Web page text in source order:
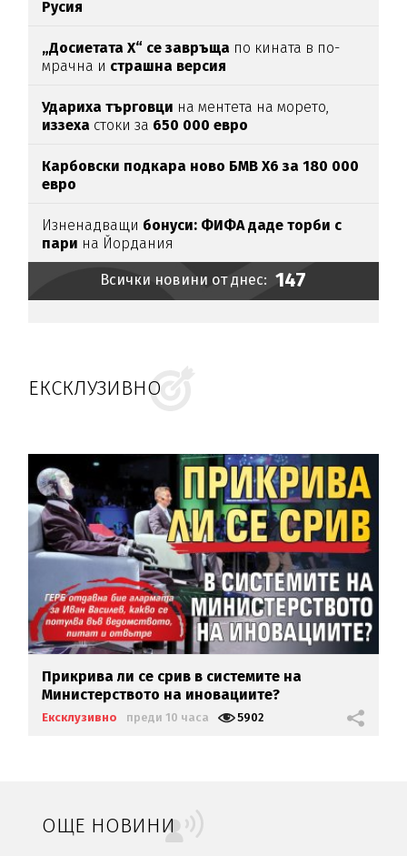
Русия
„Досиетата Х“ се завръща по кината в по-
мрачна и страшна версия
Удариха търговци на ментета на морето,
иззеха стоки за 650 000 евро
Карбовски подкара ново БМВ Х6 за 180 000
евро
Изненадващи бонуси: ФИФА даде торби с
пари на Йордания
Всички новини от днес: 147
ЕКСКЛУЗИВНО
Прикрива ли се срив в системите на
Министерството на иновациите?
Ексклузивно преди 10 часа 5902
ОЩЕ НОВИНИ